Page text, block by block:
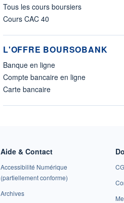
Tous les cours boursiers
Cours CAC 40
L'OFFRE BOURSOBANK
Banque en ligne
Compte bancaire en ligne
Carte bancaire
Aide & Contact
Accessibilité Numérique
(partiellement conforme)
Archives